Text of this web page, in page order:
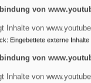
von
Inhalte von
: Eingebettete externe Inhalte
von
Inhalte von